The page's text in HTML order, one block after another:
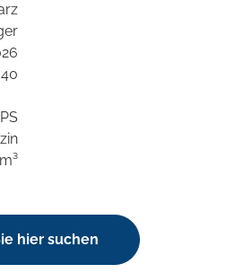
hier suchen